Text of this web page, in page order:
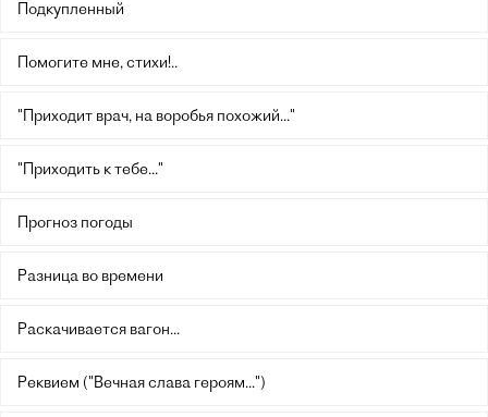
Подкупленный
Помогите мне, стихи!..
"Приходит врач, на воробья похожий..."
"Приходить к тебе..."
Прогноз погоды
Разница во времени
Раскачивается вагон...
Реквием ("Вечная слава героям...")